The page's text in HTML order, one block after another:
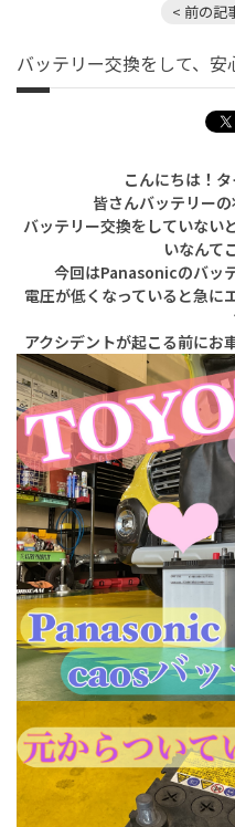
< 前の記
バッテリー交換をして、安
こんにちは！
皆さんバッテリー
バッテリー交換をしていない
いなんて
今回はPanasonicのバッ
電圧が低くなっていると急に
アクシデントが起こる前にお